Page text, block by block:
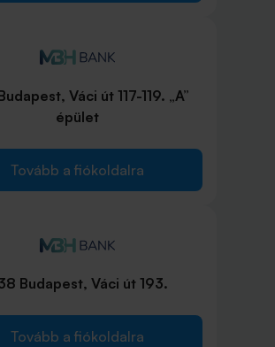
Váci út 117-119. „A”
épület
Tovább a fiókoldalra
Budapest, Váci út 193.
Tovább a fiókoldalra